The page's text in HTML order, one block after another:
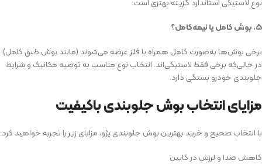
۵. بوش کامل یا نیمه‌کامل؟
برخی بوش‌ها به‌صورت کامل همراه با فلز عرضه می‌شوند (مانند بوش طبق کامل).
در حالی‌که برخی فقط لاستیکی‌اند. انتخاب نوع مناسب به توصیه مکانیک و شرایط
جلوبندی خودرو بستگی دارد.
مزایای انتخاب بوش جلوبندی باکیفیت
با انتخاب صحیح و خرید بهترین بوش جلوبندی پژو، مزایای زیر را تجربه خواهید کرد:
کاهش صدا و لرزش در کابین